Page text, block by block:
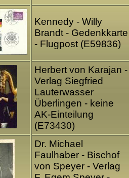
Kennedy - Willy
Brandt - Gedenkkarte
- Flugpost (E59836)
Herbert von Karajan -
Verlag Siegfried
Lauterwasser
Überlingen - keine
AK-Einteilung
(E73430)
Dr. Michael
Faulhaber - Bischof
von Speyer - Verlag